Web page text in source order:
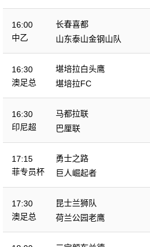
16:00
中乙
长春喜都
山东泰山金钢山队
16:30
澳足总
堪培拉白头鹰
堪培拉FC
16:30
印尼超
马都拉联
巴厘联
17:15
菲专员杯
勇士之路
巨人崛起者
17:30
澳足总
昆士兰狮队
荷兰公园老鹰